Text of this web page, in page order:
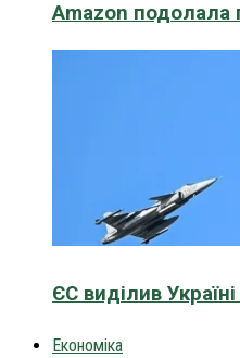
Amazon подолала
ЄС виділив
Економіка